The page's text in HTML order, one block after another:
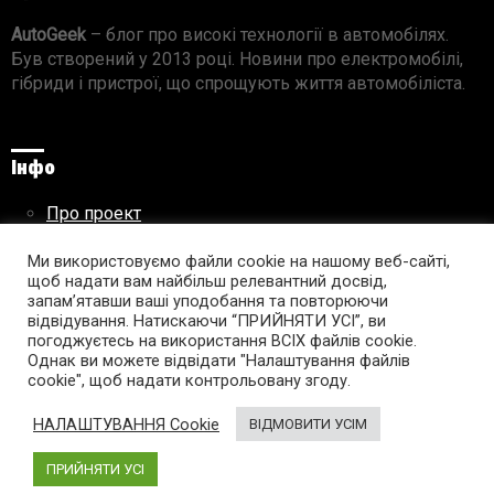
AutoGeek– блог про високі технології в автомобілях.
Був створений у 2013 році. Новини про електромобілі,
гібриди і пристрої, що спрощують життя автомобіліста.
Інфо
Про проект
Правила використання матеріалів
Підпишись на AutoGeek!
facebooktwitter instagramyoutube tumblr linkedin
Ми використовуємо файли cookie на нашому веб-сайті,
щоб надати вам найбільш релевантний досвід,
запам’ятавши ваші уподобання та повторюючи
відвідування. Натискаючи “ПРИЙНЯТИ УСІ”, ви
погоджуєтесь на використання ВСІХ файлів cookie.
Однак ви можете відвідати "Налаштування файлів
cookie", щоб надати контрольовану згоду.
НАЛАШТУВАННЯ Cookie ВІДМОВИТИ УСІМ
ПРИЙНЯТИ УСІ